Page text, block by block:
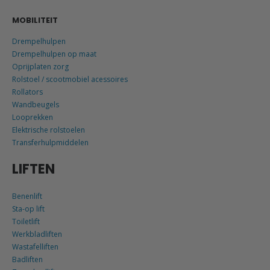
MOBILITEIT
Drempelhulpen
Drempelhulpen op maat
Oprijplaten zorg
Rolstoel / scootmobiel acessoires
Rollators
Wandbeugels
Looprekken
Elektrische rolstoelen
Transferhulpmiddelen
LIFTEN
Benenlift
Sta-op lift
Toiletlift
Werkbladliften
Wastafelliften
Badliften